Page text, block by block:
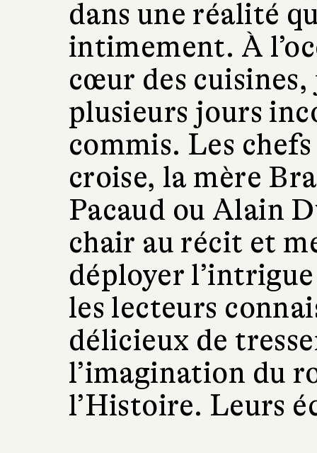
dans une réalité
intimement. À
cœur des cuisines,
plusieurs jours
commis. Les
croise, la mère
Pacaud ou Alain
chair au récit et
déployer
les lecteurs
délicieux de
l’imagination du
l’Histoire. Leurs